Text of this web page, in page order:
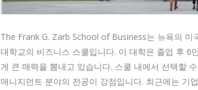
The Frank G. Zarb School of Business는 뉴욕의
대학교의 비즈니스 스쿨입니다. 이 대학은 졸업 후 6
게 큰 매력을 뽐내고 있습니다. 스쿨 내에서 선택할
매니지먼트 분야의 전공이 강점입니다. 최근에는 기